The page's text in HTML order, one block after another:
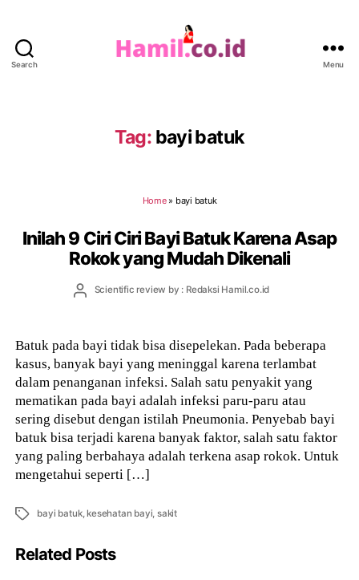
Search Menu
Tag: bayi batuk
Home» bayi batuk
Inilah 9 Ciri Ciri Bayi Batuk Karena Asap
Rokok yang Mudah Dikenali
PostScientific review by : Redaksi Hamil.co.id
Batuk pada bayi tidak bisa disepelekan. Pada beberapa
kasus, banyak bayi yang meninggal karena terlambat
dalam penanganan infeksi. Salah satu penyakit yang
mematikan pada bayi adalah infeksi paru-paru atau
sering disebut dengan istilah Pneumonia. Penyebab bayi
batuk bisa terjadi karena banyak faktor, salah satu faktor
yang paling berbahaya adalah terkena asap rokok. Untuk
mengetahui seperti […]
Tags bayi batuk, kesehatan bayi, sakit
Related Posts